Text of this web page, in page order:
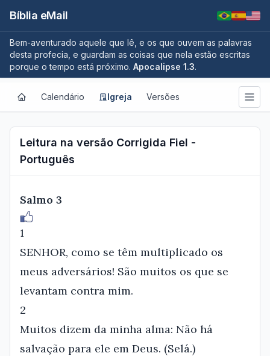
Bíblia eMail
Bem-aventurado aquele que lê, e os que ouvem as palavras
desta profecia, e guardam as coisas que nela estão escritas
porque o tempo está próximo. Apocalipse 1.3.
Calendário Igreja Versões
Leitura na versão Corrigida Fiel -
Português
Salmo 3
1
SENHOR, como se têm multiplicado os
meus adversários! São muitos os que se
levantam contra mim.
2
Muitos dizem da minha alma: Não há
salvação para ele em Deus. (Selá.)